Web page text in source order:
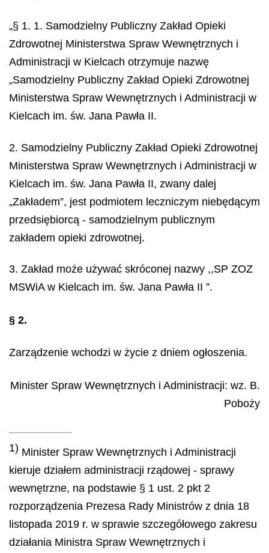
„§ 1. 1. Samodzielny Publiczny Zakład Opieki
Zdrowotnej Ministerstwa Spraw Wewnętrznych i
Administracji w Kielcach otrzymuje nazwę
„Samodzielny Publiczny Zakład Opieki Zdrowotnej
Ministerstwa Spraw Wewnętrznych i Administracji w
Kielcach im. św. Jana Pawła II.
2. Samodzielny Publiczny Zakład Opieki Zdrowotnej
Ministerstwa Spraw Wewnętrznych i Administracji w
Kielcach im. św. Jana Pawła II, zwany dalej
„Zakładem”, jest podmiotem leczniczym niebędącym
przedsiębiorcą - samodzielnym publicznym
zakładem opieki zdrowotnej.
3. Zakład może używać skróconej nazwy ,,SP ZOZ
MSWiA w Kielcach im. św. Jana Pawła II ”.
§ 2.
Zarządzenie wchodzi w życie z dniem ogłoszenia.
Minister Spraw Wewnętrznych i Administracji: wz. B.
Poboży
1) Minister Spraw Wewnętrznych i Administracji
kieruje działem administracji rządowej - sprawy
wewnętrzne, na podstawie § 1 ust. 2 pkt 2
rozporządzenia Prezesa Rady Ministrów z dnia 18
listopada 2019 r. w sprawie szczegółowego zakresu
działania Ministra Spraw Wewnętrznych i